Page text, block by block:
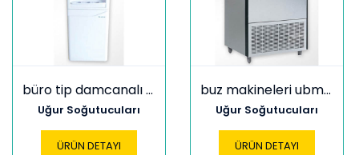
büro tip damcanalı su sebili
Uğur Soğutucuları
ÜRÜN DETAYI
buz makineleri ubm 100
Uğur Soğutucuları
ÜRÜN DETAYI